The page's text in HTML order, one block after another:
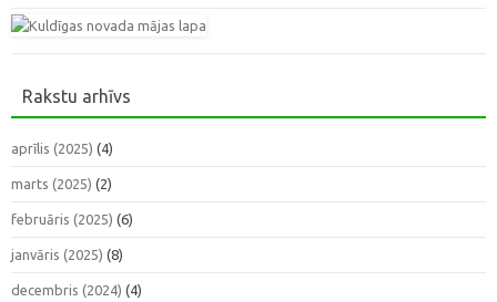
Rakstu arhīvs
aprīlis (2025) (4)
marts (2025) (2)
februāris (2025) (6)
janvāris (2025) (8)
decembris (2024) (4)